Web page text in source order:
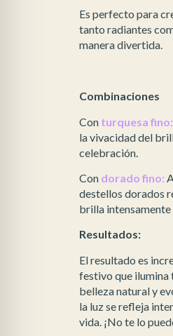
Es perfecto para
tanto radiantes
manera divertida.
Combinaciones
Con turquesa fino:
la vivacidad del
celebración.
Con dorado fino:
destellos dorados
brilla intensamente
Resultados:
El resultado es
festivo que ilumina
belleza natural y
la luz se refleja
vida. ¡No te lo